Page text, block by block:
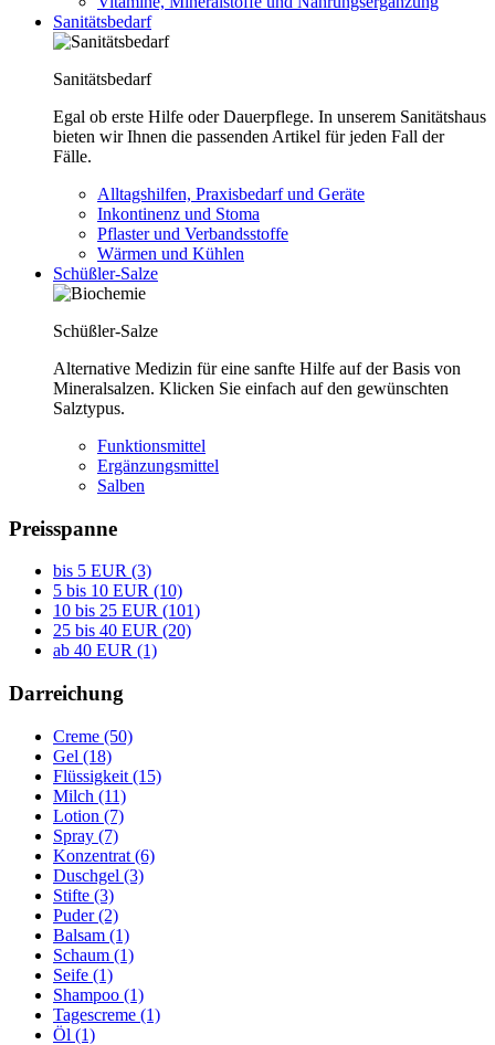
Sanitätsbedarf
Sanitätsbedarf
Egal ob erste Hilfe oder Dauerpflege. In unserem Sanitätshaus
bieten wir Ihnen die passenden Artikel für jeden Fall der
Fälle.
Alltagshilfen, Praxisbedarf und Geräte
Inkontinenz und Stoma
Pflaster und Verbandsstoffe
Wärmen und Kühlen
Schüßler-Salze
Schüßler-Salze
Alternative Medizin für eine sanfte Hilfe auf der Basis von
Mineralsalzen. Klicken Sie einfach auf den gewünschten
Salztypus.
Funktionsmittel
Ergänzungsmittel
Salben
Preisspanne
bis 5 EUR (3)
5 bis 10 EUR (10)
10 bis 25 EUR (101)
25 bis 40 EUR (20)
ab 40 EUR (1)
Darreichung
Creme (50)
Gel (18)
Flüssigkeit (15)
Milch (11)
Lotion (7)
Spray (7)
Konzentrat (6)
Duschgel (3)
Stifte (3)
Puder (2)
Balsam (1)
Schaum (1)
Seife (1)
Shampoo (1)
Tagescreme (1)
Öl (1)